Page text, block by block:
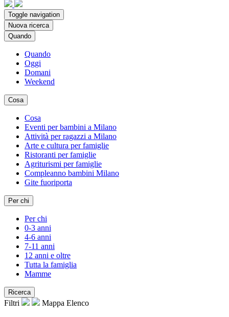
Toggle navigation
Nuova ricerca
Quando
Quando
Oggi
Domani
Weekend
Cosa
Cosa
Eventi per bambini a Milano
Attività per ragazzi a Milano
Arte e cultura per famiglie
Ristoranti per famiglie
Agriturismi per famiglie
Compleanno bambini Milano
Gite fuoriporta
Per chi
Per chi
0-3 anni
4-6 anni
7-11 anni
12 anni e oltre
Tutta la famiglia
Mamme
Ricerca
Filtri Mappa Elenco